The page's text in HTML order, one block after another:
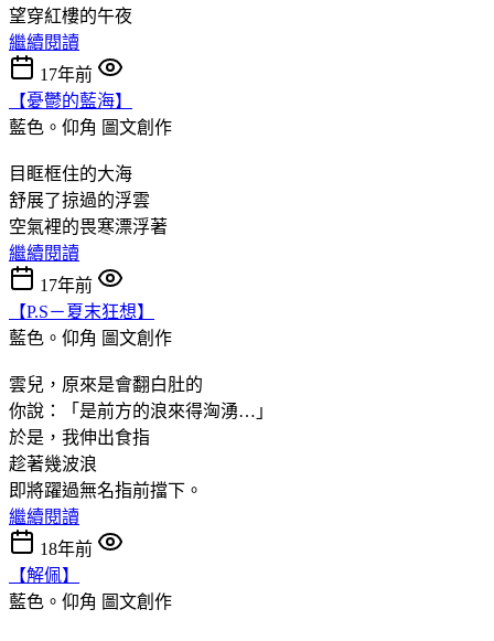
望穿紅樓的午夜
繼續閱讀
17年前
【憂鬱的藍海】
藍色。仰角 圖文創作
目眶框住的大海
舒展了掠過的浮雲
空氣裡的畏寒漂浮著
繼續閱讀
17年前
【P.S－夏末狂想】
藍色。仰角 圖文創作
雲兒，原來是會翻白肚的
你說：「是前方的浪來得洶湧…」
於是，我伸出食指
趁著幾波浪
即將躍過無名指前擋下。
繼續閱讀
18年前
【解佩】
藍色。仰角 圖文創作